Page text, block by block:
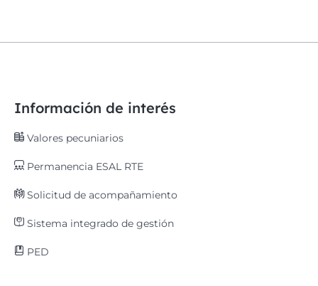
Información de interés
Valores pecuniarios
Permanencia ESAL RTE
Solicitud de acompañamiento
Sistema integrado de gestión
PED